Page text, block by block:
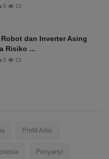
0 13
dan Inverter Asing
Risiko ...
0 13
Profil Artis
Penyanyi